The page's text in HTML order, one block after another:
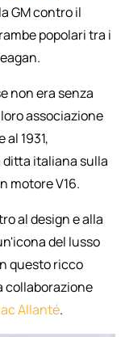
GM contro il
popolari tra i
non era senza
associazione
1931,
italiana sulla
motore V16.
al design e alla
del lusso
questo ricco
collaborazione
Allanté.